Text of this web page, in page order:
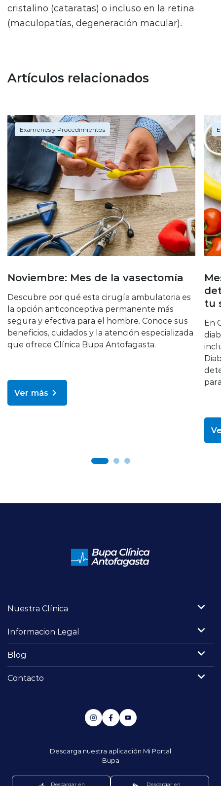
cristalino (cataratas) o incluso en la retina
(maculopatías, degeneración macular).
Artículos relacionados
Examenes y Procedimientos
Noviembre: Mes de la vasectomía
Descubre por qué esta cirugía ambulatoria es
la opción anticonceptiva permanente más
segura y efectiva para el hombre. Conoce sus
beneficios, cuidados y la atención especializada
que ofrece Clínica Bupa Antofagasta.
Ver más
tu
En
Nuestra Clínica
Informacion Legal
Blog
Contacto
Descarga nuestra aplicación Mi Portal
Bupa
Descargar en Descargar en